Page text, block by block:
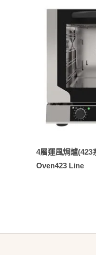
4層運風焗爐
Oven423 Line